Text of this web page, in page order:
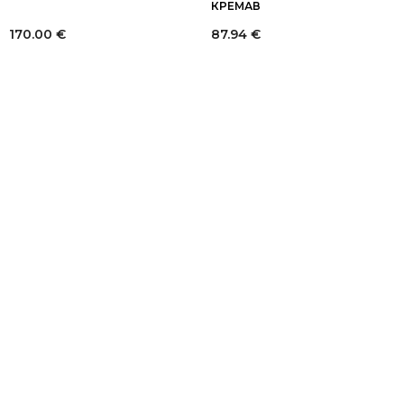
170.00 €
КРЕМАВ
87.94 €